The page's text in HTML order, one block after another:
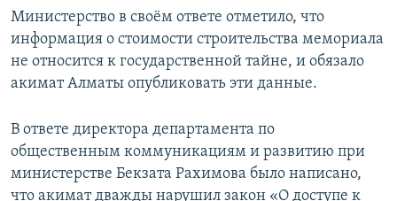
Министерство в своём ответе отметило, что
информация о стоимости строительства мемориала
не относится к государственной тайне, и обязало
акимат Алматы опубликовать эти данные.
В ответе директора департамента по
общественным коммуникациям и развитию при
министерстве Бекзата Рахимова было написано,
что акимат дважды нарушил закон «О доступе к